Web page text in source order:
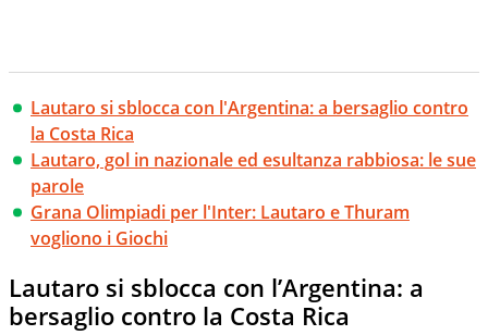
Lautaro si sblocca con l'Argentina: a bersaglio contro
la Costa Rica
Lautaro, gol in nazionale ed esultanza rabbiosa: le sue
parole
Grana Olimpiadi per l'Inter: Lautaro e Thuram
vogliono i Giochi
Lautaro si sblocca con l’Argentina: a
bersaglio contro la Costa Rica